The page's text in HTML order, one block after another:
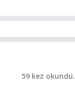
59 kez okundu.